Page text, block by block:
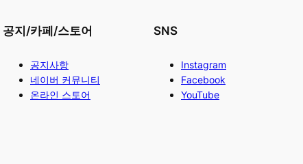
공지/카페/스토어
공지사항
네이버 커뮤니티
온라인 스토어
SNS
Instagram
Facebook
YouTube